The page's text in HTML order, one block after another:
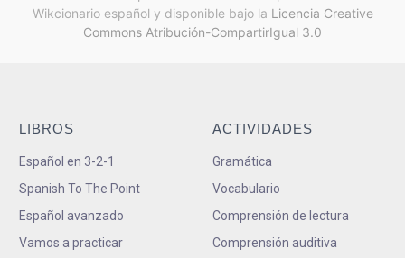
Wikcionario español y disponible bajo la Licencia Creative
Commons Atribución-CompartirIgual 3.0
LIBROS
Español en 3-2-1
Spanish To The Point
Español avanzado
Vamos a practicar
ACTIVIDADES
Gramática
Vocabulario
Comprensión de lectura
Comprensión auditiva